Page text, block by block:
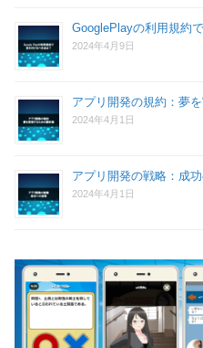
GooglePlayの利用規約
2024年4月9日
アプリ開発の規約：夢
2024年4月1日
アプリ開発の戦略：成
2024年4月1日